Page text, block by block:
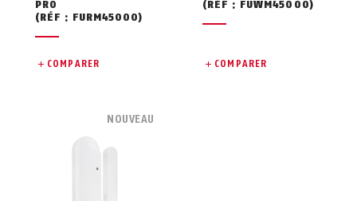
PRO
(RÉF : FURM45000)
COMPARER
(RÉF : FUWM45000)
COMPARER
NOUVEAU